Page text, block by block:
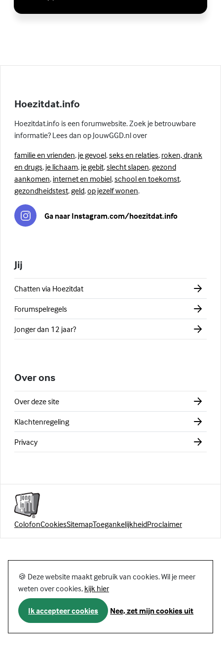
Hoezitdat.info
Hoezitdat.info is een forumwebsite. Zoek je betrouwbare
informatie? Lees dan op JouwGGD.nl over
familie en vrienden, je gevoel,seks en relaties, roken, drank
en drugs, je lichaam, je gebit,slecht slapen,gezond
aankomen, internet en mobiel,school en toekomst,
gezondheidstest,geld,op jezelf wonen.
Ga naar Instagram.com/hoezitdat.info
Jij
Chatten via Hoezitdat
Forumspelregels
Jonger dan 12 jaar?
Over ons
Over deze site
Klachtenregeling
Privacy
ColofonCookiesSitemapToegankelijkheidProclaimer
🍪 Deze website maakt gebruik van cookies. Wil je meer
weten over cookies, kijk hier
Ik accepteer cookies Nee, zet mijn cookies uit